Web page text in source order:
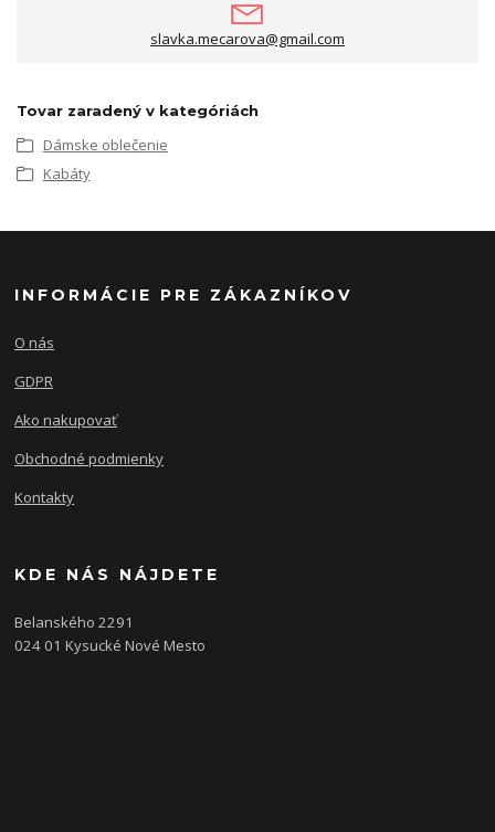
slavka.mecarova@gmail.com
Tovar zaradený v kategóriách
Dámske oblečenie
Kabáty
INFORMÁCIE PRE ZÁKAZNÍKOV
O nás
GDPR
Ako nakupovať
Obchodné podmienky
Kontakty
KDE NÁS NÁJDETE
Belanského 2291
024 01 Kysucké Nové Mesto